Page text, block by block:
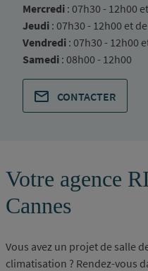
Mercredi : 07h30 - 12h00
Jeudi : 07h30 - 12h00 et
Vendredi : 07h30 - 12h00
Samedi : 08h00 - 12h00
CONTACTER
Votre agence
Cannes
Vous avez un projet de salle
climatisation ? Rendez-vous